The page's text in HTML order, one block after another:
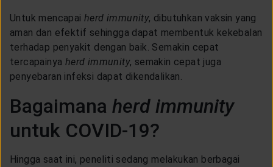
Untuk mencapai herd immunity, dibutuhkan vaksin yang
aman dan efektif sehingga dapat membentuk kekebalan
terhadap penyakit dengan baik. Semakin cepat
tercapainya herd immunity, semakin cepat juga
penyebaran infeksi dapat dikendalikan.
Bagaimana herd immunity
untuk COVID-19?
Hingga saat ini, peneliti sedang melakukan berbagai